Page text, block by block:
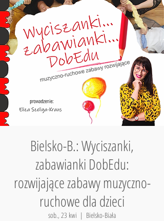
Bielsko-B.: Wyciszanki,
zabawianki DobEdu:
rozwijające zabawy muzyczno-
ruchowe dla dzieci
sob., 23 kwi
  |
Bielsko-Biała